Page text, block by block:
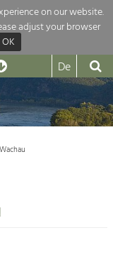
on our website.
adjust your browser
OK Klima
De

Which is why we
For more
in this context.